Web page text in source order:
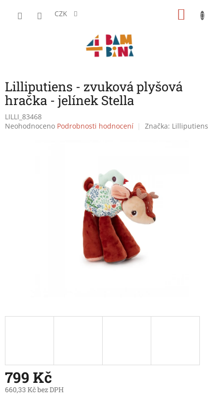
CZK
Lilliputiens - zvuková plyšová
hračka - jelínek Stella
LILLI_83468
Průměrné
Neohodnoceno Podrobnosti hodnocení Značka: Lilliputiens
799 Kč
660,33 Kč bez DPH